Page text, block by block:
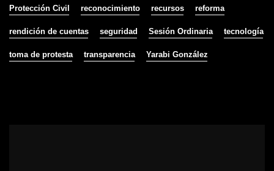
Protección Civil reconocimiento recursos reforma
rendición de cuentas seguridad Sesión Ordinaria tecnología
toma de protesta transparencia Yarabi González